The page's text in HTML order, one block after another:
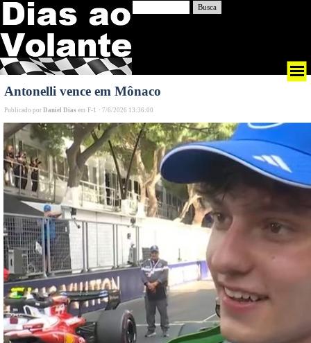
Busca
Antonelli vence em Mônaco
Publicado por Daniel Dias em F-1 · 7/6/2026 13:36:00